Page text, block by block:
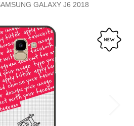
GALAXY J6 2018